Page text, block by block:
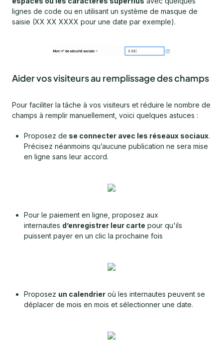
lignes de code ou en utilisant un système de masque de
saisie (XX XX XXXX pour une date par exemple).
Aider vos visiteurs au remplissage des champs
Pour faciliter la tâche à vos visiteurs et réduire le nombre de
champs à remplir manuellement, voici quelques astuces :
Proposez de se connecter avec les réseaux sociaux.
Précisez néanmoins qu’aucune publication ne sera mise
en ligne sans leur accord.
Pour le paiement en ligne, proposez aux
internautes d’enregistrer leur carte pour qu'ils
puissent payer en un clic la prochaine fois
Proposez un calendrier où les internautes peuvent se
déplacer de mois en mois et sélectionner une date.